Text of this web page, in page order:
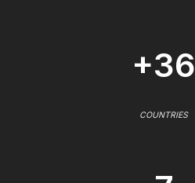
+36
COUNTRIES